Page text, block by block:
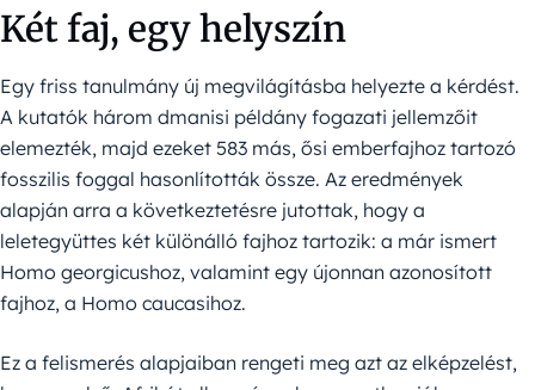
Két faj, egy helyszín
Egy friss tanulmány új megvilágításba helyezte a kérdést.
A kutatók három dmanisi példány fogazati jellemzőit
elemezték, majd ezeket 583 más, ősi emberfajhoz tartozó
fosszilis foggal hasonlították össze. Az eredmények
alapján arra a következtetésre jutottak, hogy a
leletegyüttes két különálló fajhoz tartozik: a már ismert
Homo georgicushoz, valamint egy újonnan azonosított
fajhoz, a Homo caucasihoz.
Ez a felismerés alapjaiban rengeti meg azt az elképzelést,